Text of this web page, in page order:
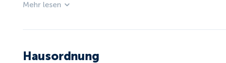
Mehr lesen
Hausordnung